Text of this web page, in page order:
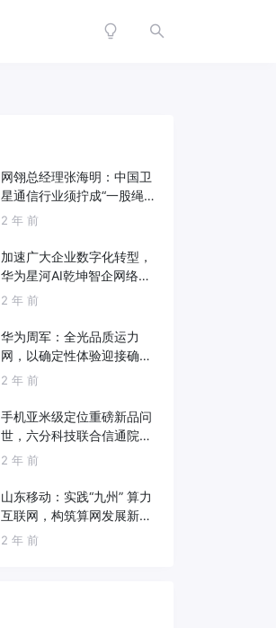
网翎总经理张海明：中国卫
星通信行业须拧成“一股绳”
共同打造垂直产业链
2 年 前
加速广大企业数字化转型，
华为星河AI乾坤智企网络解
决方案亮相2024中国国际信
2 年 前
华为周军：全光品质运力
网，以确定性体验迎接确定
性的智能时代
2 年 前
手机亚米级定位重磅新品问
世，六分科技联合信通院发
布免费服务
2 年 前
山东移动：实践“九州” 算力
互联网，构筑算网发展新底
座
2 年 前